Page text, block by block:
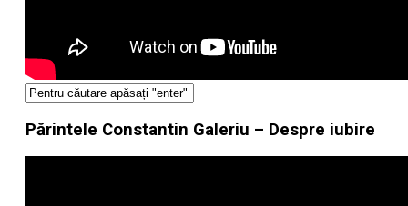
Părintele Constantin Galeriu – Despre iubire